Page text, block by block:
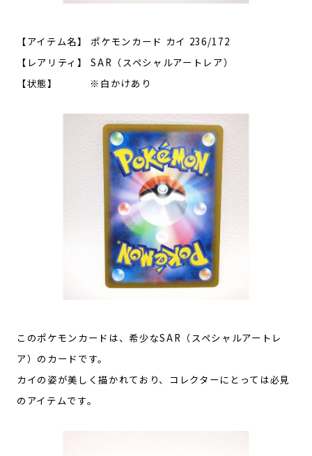
【アイテム名】 ポケモンカード カイ 236/172
【レアリティ】 SAR（スペシャルアートレア）
【状態】 ※白かけあり
このポケモンカードは、希少なSAR（スペシャルアートレ
ア）のカードです。
カイの姿が美しく描かれており、コレクターにとっては必見
のアイテムです。